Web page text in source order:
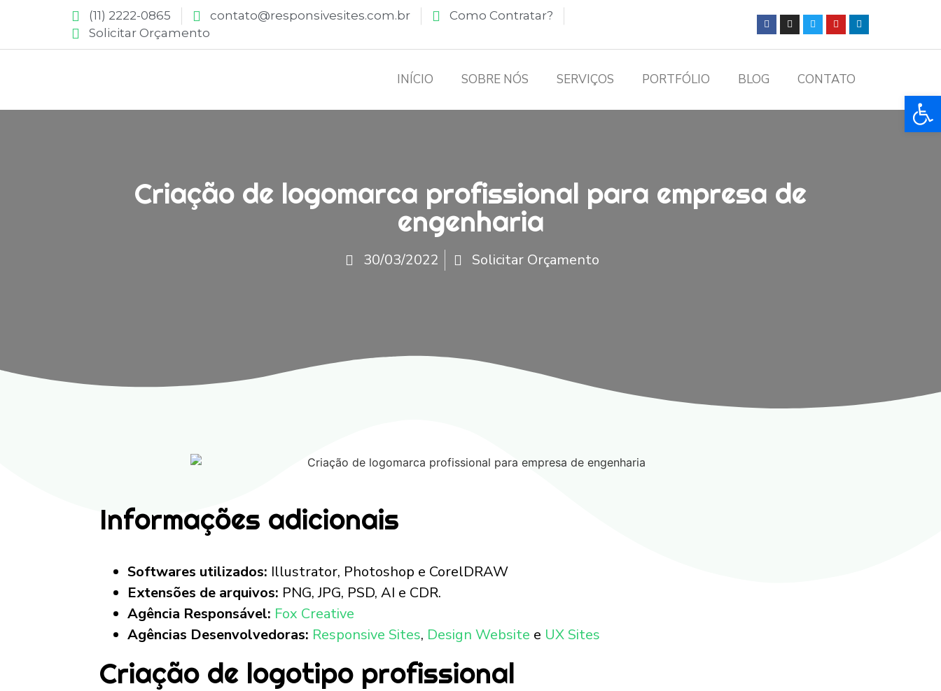
(11) 2222-0865 contato@responsivesites.com.br
Como Contratar?
Solicitar Orçamento
INÍCIO SOBRE NÓS SERVIÇOS PORTFÓLIO BLOG CONTATO
Criação de logomarca profissional para empresa de
engenharia
30/03/2022 Solicitar Orçamento
Informações adicionais
Softwares utilizados: Illustrator, Photoshop e CorelDRAW
Extensões de arquivos: PNG, JPG, PSD, AI e CDR.
Agência Responsável: Fox Creative
Agências Desenvolvedoras: Responsive Sites, Design Website e UX Sites
Criação de logotipo profissional